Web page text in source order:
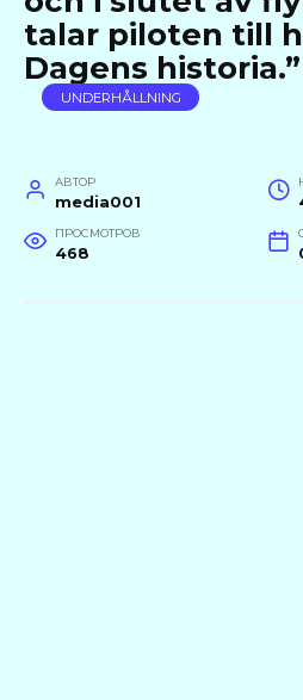
talar piloten till
Dagens historia.”
UNDERHÅLLNING
АВТОР
media001
ПРОСМОТРОВ
468